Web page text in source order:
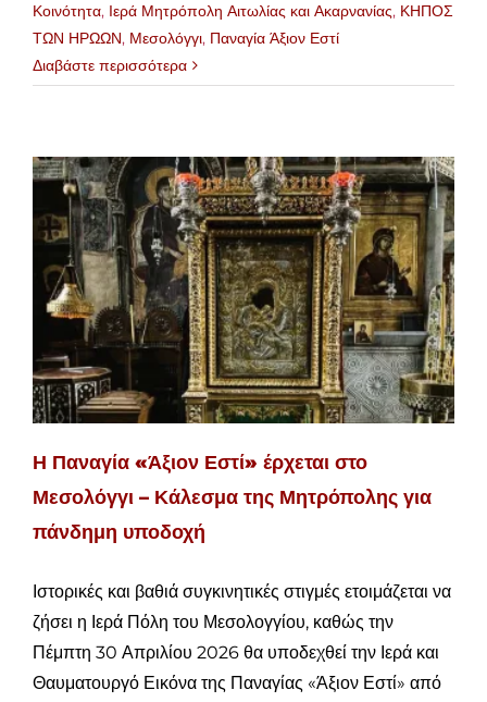
Κοινότητα, Ιερά Μητρόπολη Αιτωλίας και Ακαρνανίας, ΚΗΠΟΣ
ΤΩΝ ΗΡΩΩΝ, Μεσολόγγι, Παναγία Άξιον Εστί
Διαβάστε περισσότερα
Η Παναγία «Άξιον Εστί» έρχεται στο
Μεσολόγγι – Κάλεσμα της Μητρόπολης για
πάνδημη υποδοχή
Ιστορικές και βαθιά συγκινητικές στιγμές ετοιμάζεται να
ζήσει η Ιερά Πόλη του Μεσολογγίου, καθώς την
Πέμπτη 30 Απριλίου 2026 θα υποδεχθεί την Ιερά και
Θαυματουργό Εικόνα της Παναγίας «Άξιον Εστί» από